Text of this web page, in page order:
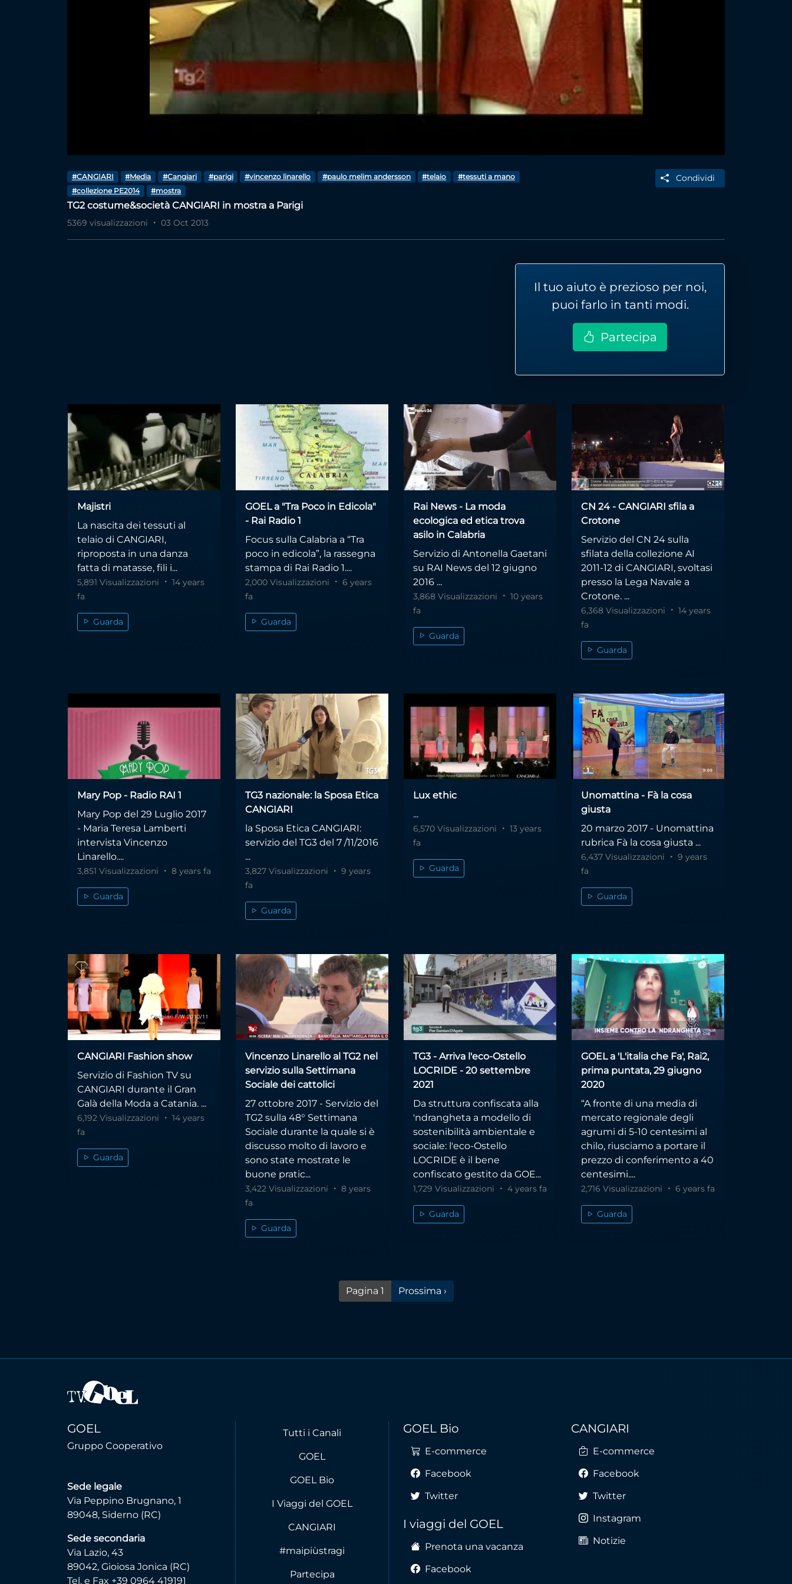
Video
#CANGIARI #Media #Cangiari #parigi #vincenzo linarello #paulo melim andersson #telaio
#tessuti a mano
#collezione PE2014
#mostra
Condividi
TG2 costume&società CANGIARI in mostra a Parigi
5369 visualizzazioni 03 Oct 2013
Il tuo aiuto è prezioso per noi,
puoi farlo in tanti modi.
Partecipa
Majistri
La nascita dei tessuti al
telaio di CANGIARI,
riproposta in una danza
fatta di matasse, fili i...
5,891 Visualizzazioni
14 years
fa
Guarda
GOEL a "Tra Poco in Edicola"
- Rai Radio 1
Focus sulla Calabria a “Tra
poco in edicola”, la rassegna
stampa di Rai Radio 1....
2,000 Visualizzazioni
6 years
fa
Guarda
Rai News - La moda
ecologica ed etica trova
asilo in Calabria
Servizio di Antonella Gaetani
su RAI News del 12 giugno
2016 ...
3,868 Visualizzazioni
10 years
fa
Guarda
CN 24 - CANGIARI sfila a
Crotone
Servizio del CN 24 sulla
sfilata della collezione AI
2011-12 di CANGIARI, svoltasi
presso la Lega Navale a
Crotone. ...
6,368 Visualizzazioni
14 years
fa
Guarda
Mary Pop - Radio RAI 1
Mary Pop del 29 Luglio 2017
- Maria Teresa Lamberti
intervista Vincenzo
Linarello....
3,851 Visualizzazioni 8 years fa
Guarda
TG3 nazionale: la Sposa Etica
CANGIARI
la Sposa Etica CANGIARI:
servizio del TG3 del 7 /11/2016
...
3,827 Visualizzazioni
9 years
fa
Guarda
Lux ethic
...
6,570 Visualizzazioni
13 years
fa
Guarda
Unomattina - Fà la cosa
giusta
20 marzo 2017 - Unomattina
rubrica Fà la cosa giusta ...
6,437 Visualizzazioni
9 years
fa
Guarda
CANGIARI Fashion show
Servizio di Fashion TV su
CANGIARI durante il Gran
Galà della Moda a Catania. ...
6,192 Visualizzazioni
14 years
fa
Guarda
Vincenzo Linarello al TG2 nel
servizio sulla Settimana
Sociale dei cattolici
27 ottobre 2017 - Servizio del
TG2 sulla 48° Settimana
Sociale durante la quale si è
discusso molto di lavoro e
sono state mostrate le
buone pratic...
3,422 Visualizzazioni
8 years
fa
Guarda
TG3 - Arriva l'eco-Ostello
LOCRIDE - 20 settembre
2021
Da struttura confiscata alla
'ndrangheta a modello di
sostenibilità ambientale e
sociale: l'eco-Ostello
LOCRIDE è il bene
confiscato gestito da GOE...
1,729 Visualizzazioni 4 years fa
Guarda
GOEL a 'L'italia che Fa', Rai2,
prima puntata, 29 giugno
2020
“A fronte di una media di
mercato regionale degli
agrumi di 5-10 centesimi al
chilo, riusciamo a portare il
prezzo di conferimento a 40
centesimi....
2,716 Visualizzazioni 6 years fa
Guarda
Pagina 1 Pagina successiva
Prossima ›
GOEL
Gruppo Cooperativo
Sede legale
Via Peppino Brugnano, 1
89048, Siderno (RC)
Sede secondaria
Via Lazio, 43
89042, Gioiosa Jonica (RC)
Tel. e Fax +39 0964 419191
Tutti i Canali
GOEL
GOEL Bio
I Viaggi del GOEL
CANGIARI
#maipiùstragi
Partecipa
GOEL Bio
E-commerce
Facebook
Twitter
I viaggi del GOEL
Prenota una vacanza
Facebook
CANGIARI
E-commerce
Facebook
Twitter
Instagram
Notizie